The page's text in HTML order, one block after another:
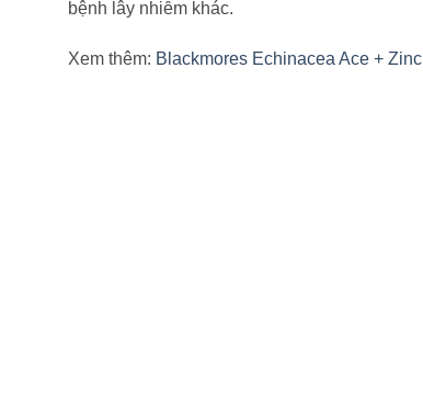
bệnh lây nhiễm khác.
Xem thêm: Blackmores Echinacea Ace + Zinc